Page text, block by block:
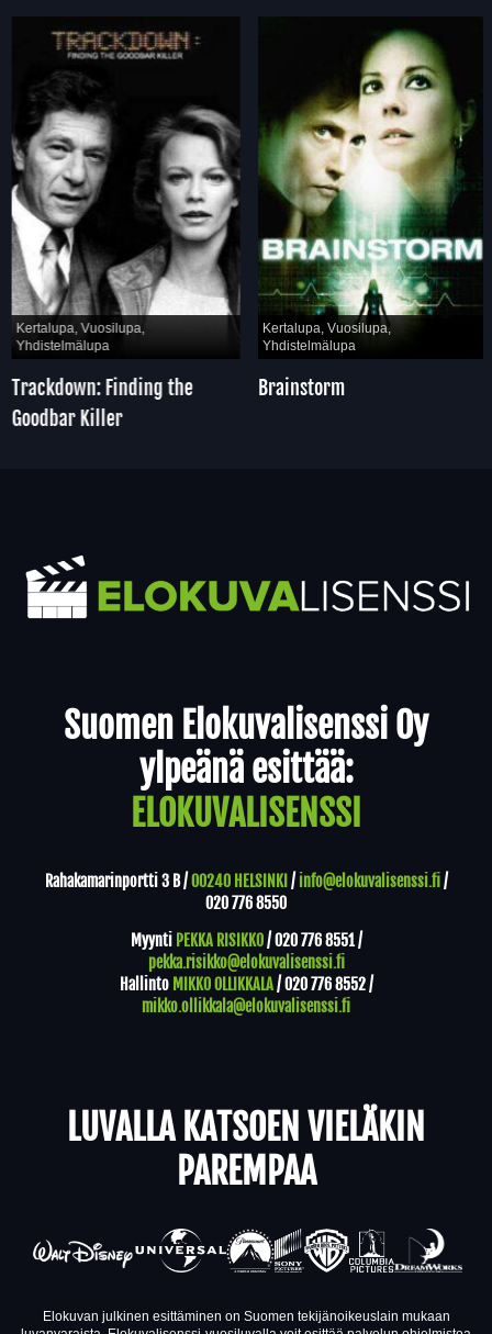
Kertalupa, Vuosilupa,
Yhdistelmälupa
Trackdown: Finding the
Goodbar Killer
Kertalupa, Vuosilupa,
Yhdistelmälupa
Brainstorm
Suomen Elokuvalisenssi Oy
ylpeänä esittää:
ELOKUVALISENSSI
Rahakamarinportti 3 B /00240 HELSINKI / info@elokuvalisenssi.fi/
020 776 8550
Myynti PEKKA RISIKKO/020 776 8551/
pekka.risikko@elokuvalisenssi.fi
Hallinto MIKKO OLLIKKALA/020 776 8552/
mikko.ollikkala@elokuvalisenssi.fi
LUVALLA KATSOEN VIELÄKIN
PAREMPAA
Elokuvan julkinen esittäminen on Suomen tekijänoikeuslain mukaan